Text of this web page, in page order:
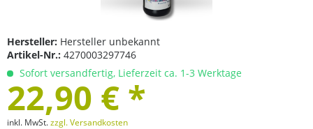
Hersteller: Hersteller unbekannt
Artikel-Nr.: 4270003297746
Sofort versandfertig, Lieferzeit ca. 1-3 Werktage
22,90 € *
inkl. MwSt.zzgl. Versandkosten